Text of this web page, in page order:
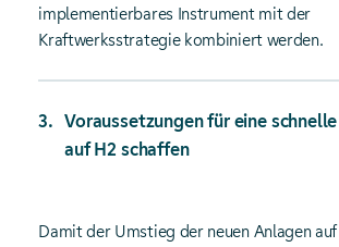
implementierbares Instrument mit der
Kraftwerksstrategie kombiniert werden.
Voraussetzungen für eine
auf H2 schaffen
Damit der Umstieg der neuen Anlagen auf